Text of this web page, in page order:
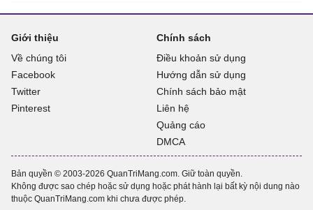
Giới thiệu
Về chúng tôi
Facebook
Twitter
Pinterest
Chính sách
Điều khoản sử dụng
Hướng dẫn sử dụng
Chính sách bảo mật
Liên hệ
Quảng cáo
DMCA
Bản quyền © 2003-2026 QuanTriMang.com. Giữ toàn quyền.
Không được sao chép hoặc sử dụng hoặc phát hành lại bất kỳ nội dung nào
thuộc QuanTriMang.com khi chưa được phép.